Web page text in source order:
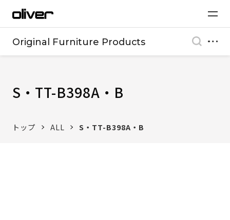
Original Furniture Products
S・TT-B398A・B
トップ ALL S・TT-B398A・B